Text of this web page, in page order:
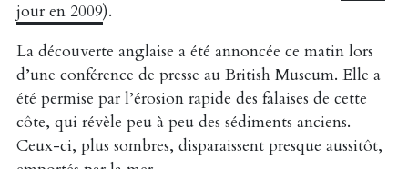
jour en 2009).
La découverte anglaise a été annoncée ce matin lors
d’une conférence de presse au British Museum. Elle a
été permise par l’érosion rapide des falaises de cette
côte, qui révèle peu à peu des sédiments anciens.
Ceux-ci, plus sombres, disparaissent presque aussitôt,